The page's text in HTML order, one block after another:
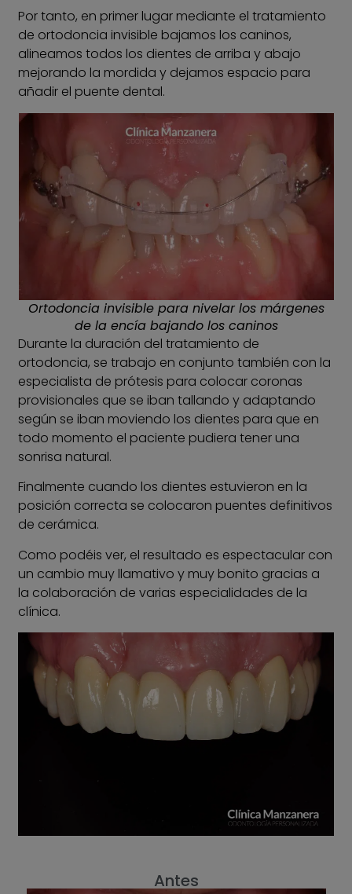
Por tanto, en primer lugar mediante el tratamiento
de ortodoncia invisible bajamos los caninos,
alineamos todos los dientes de arriba y abajo
mejorando la mordida y dejamos espacio para
añadir el puente dental.
Ortodoncia invisible para nivelar los márgenes
de la encía bajando los caninos
Durante la duración del tratamiento de
ortodoncia, se trabajo en conjunto también con la
especialista de prótesis para colocar coronas
provisionales que se iban tallando y adaptando
según se iban moviendo los dientes para que en
todo momento el paciente pudiera tener una
sonrisa natural.
Finalmente cuando los dientes estuvieron en la
posición correcta se colocaron puentes definitivos
de cerámica.
Como podéis ver, el resultado es espectacular con
un cambio muy llamativo y muy bonito gracias a
la colaboración de varias especialidades de la
clínica.
Antes